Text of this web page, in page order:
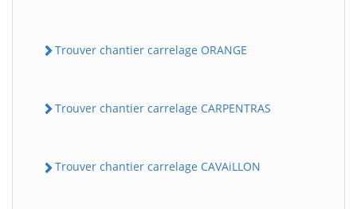
Trouver chantier carrelage ORANGE
Trouver chantier carrelage CARPENTRAS
Trouver chantier carrelage CAVAiLLON